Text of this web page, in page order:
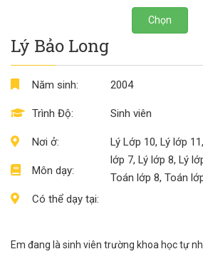
Chọn
Lý Bảo Long
Năm sinh:
Trình Độ:
Nơi ở:
Môn dạy:
Có thể dạy tại:
2004
Sinh viên
Lý Lớp 10, Lý lớp
lớp 7, Lý lớp 8, Lý
Toán lớp 8, Toán
Em đang là sinh viên trường khoa học tự